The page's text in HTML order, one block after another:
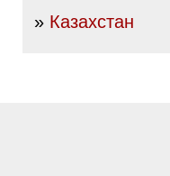
» Казахстан